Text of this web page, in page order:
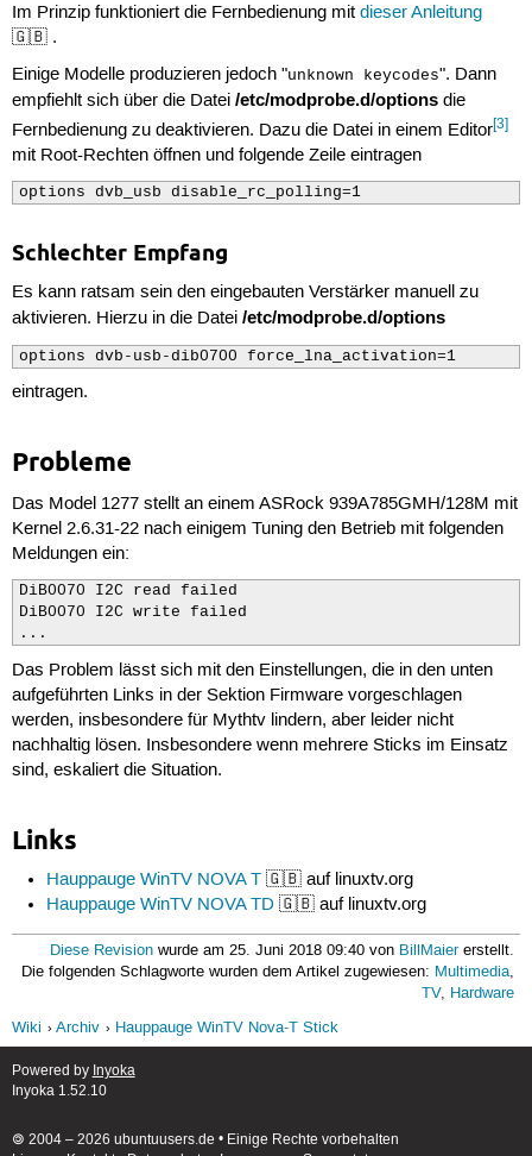
Im Prinzip funktioniert die Fernbedienung mit dieser Anleitung
🇬🇧 .
Einige Modelle produzieren jedoch "unknown keycodes". Dann
empfiehlt sich über die Datei /etc/modprobe.d/optionsdie
Fernbedienung zu deaktivieren. Dazu die Datei in einem Editor[3]
mit Root-Rechten öffnen und folgende Zeile eintragen
options dvb_usb disable_rc_polling=1
Schlechter Empfang
Es kann ratsam sein den eingebauten Verstärker manuell zu
aktivieren. Hierzu in die Datei /etc/modprobe.d/options
options dvb-usb-dib0700 force_lna_activation=1
eintragen.
Probleme
Das Model 1277 stellt an einem ASRock 939A785GMH/128M mit
Kernel 2.6.31-22 nach einigem Tuning den Betrieb mit folgenden
Meldungen ein:
DiB0070 I2C read failed
DiB0070 I2C write failed
...
Das Problem lässt sich mit den Einstellungen, die in den unten
aufgeführten Links in der Sektion Firmware vorgeschlagen
werden, insbesondere für Mythtv lindern, aber leider nicht
nachhaltig lösen. Insbesondere wenn mehrere Sticks im Einsatz
sind, eskaliert die Situation.
Links
Hauppauge WinTV NOVA T 🇬🇧 auf linuxtv.org
Hauppauge WinTV NOVA TD 🇬🇧 auf linuxtv.org
Diese Revision wurde am 25. Juni 2018 09:40 von BillMaiererstellt.
Die folgenden Schlagworte wurden dem Artikel zugewiesen: Multimedia,
TV, Hardware
Wiki
Archiv Hauppauge WinTV Nova-T Stick
Powered by Inyoka
Inyoka 1.52.10
🄯 2004 – 2026 ubuntuusers.de • Einige Rechte vorbehalten